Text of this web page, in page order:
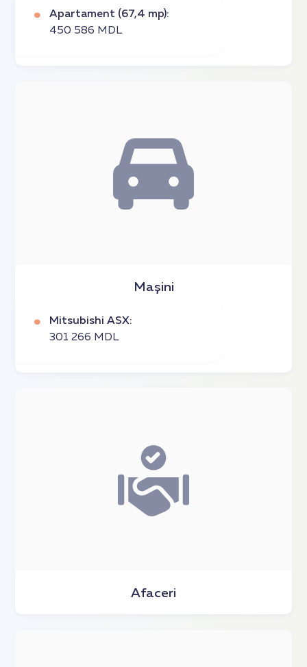
Apartament (67,4 mp):
450 586 MDL
Mașini
Mitsubishi ASX:
301 266 MDL
Afaceri